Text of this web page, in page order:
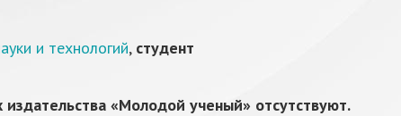
и технологий, студент
«Молодой ученый» отсутствуют.